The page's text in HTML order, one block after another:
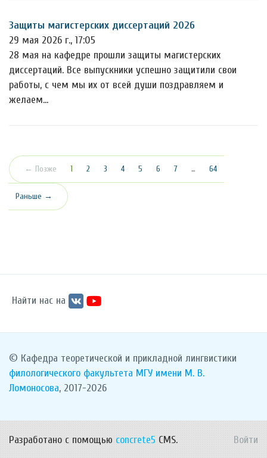
Защиты магистерских диссертаций 2026
29 мая 2026 г., 17:05
28 мая на кафедре прошли защиты магистерских
диссертаций. Все выпускники успешно защитили свои
работы, с чем мы их от всей души поздравляем и
желаем…
← Позже 1 (текущая)
2 3 4 5 6 7 … 64
Раньше →
Найти нас на
© Кафедра теоретической и прикладной лингвистики
филологического факультета МГУ имени М. В.
Ломоносова, 2017-2026
Разработано с помощью concrete5 CMS. Войти